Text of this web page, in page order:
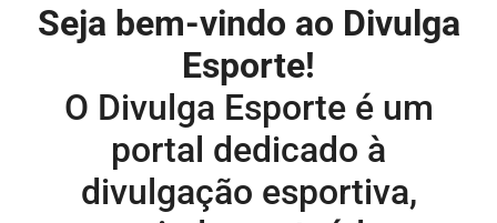
Seja bem-vindo ao Divulga
Esporte!
O Divulga Esporte é um
portal dedicado à
divulgação esportiva,